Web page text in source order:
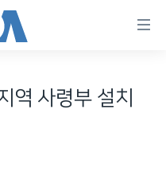
역 사령부 설치